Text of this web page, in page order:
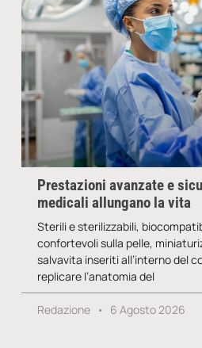
Prestazioni avanzate e
medicali allungano la vita
Sterili e sterilizzabili,
confortevoli sulla pelle,
salvavita inseriti all’interno del
replicare l’anatomia del
Redazione 6 Agosto 2026